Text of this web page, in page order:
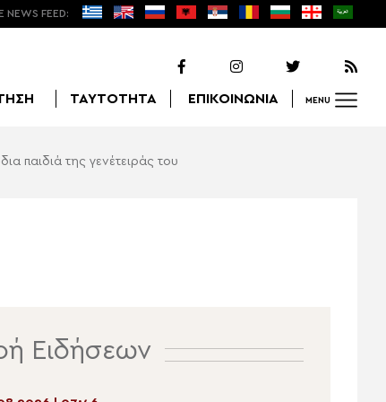
NEWS FEED:
ΤΑΥΤΟΤΗΤΑ ΕΠΙΚΟΙΝΩΝΙΑ MENU
παιδιά της γενέτειράς του
Ειδήσεων